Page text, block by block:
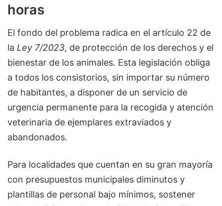
horas
El fondo del problema radica en el artículo 22 de
la Ley 7/2023, de protección de los derechos y el
bienestar de los animales. Esta legislación obliga
a todos los consistorios, sin importar su número
de habitantes, a disponer de un servicio de
urgencia permanente para la recogida y atención
veterinaria de ejemplares extraviados y
abandonados.
Para localidades que cuentan en su gran mayoría
con presupuestos municipales diminutos y
plantillas de personal bajo mínimos, sostener